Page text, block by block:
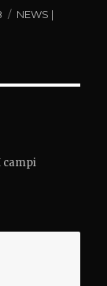
Categorie
NEWS |
campi